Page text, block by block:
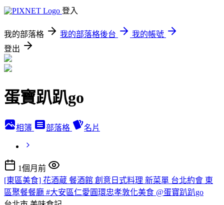
登入
我的部落格 我的部落格後台
我的帳號
登出
蛋寶趴趴go
相簿 部落格 名片
1個月前
[東區美食] 花酒蔵 餐酒館 創意日式料理 新菜單 台北約會 東
區聚餐餐廳 #大安區仁愛圓環忠孝敦化美食 @蛋寶趴趴go